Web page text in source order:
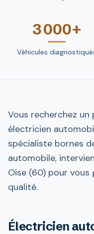
3 000+
Véhicules
Vous recherchez
électricien
spécialiste bornes
automobile,
Oise (60) pour
qualité.
Électricien